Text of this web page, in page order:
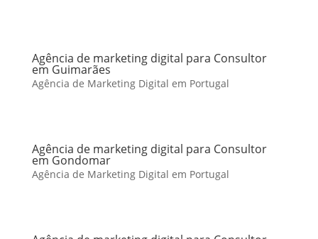
Agência de marketing digital para Consultor
em Guimarães
Agência de Marketing Digital em Portugal
Agência de marketing digital para Consultor
em Gondomar
Agência de Marketing Digital em Portugal